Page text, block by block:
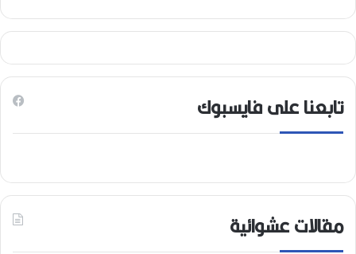
تابعنا على فايسبوك
مقالات عشوائية